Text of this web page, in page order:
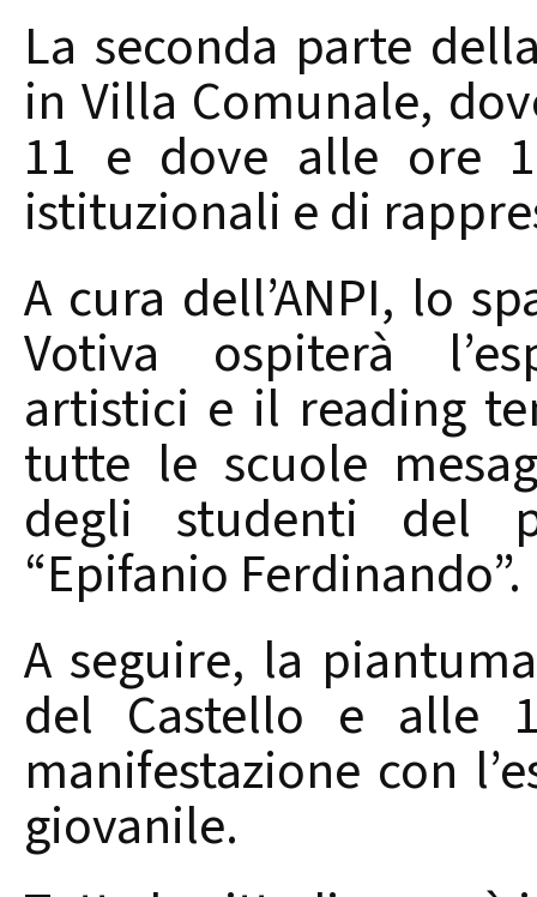
La seconda parte
in Villa Comunale,
11 e dove alle ore
istituzionali e di
A cura dell’ANPI, lo
Votiva ospiterà
artistici e il reading
tutte le scuole
degli studenti del
“Epifanio Ferdinando”.
A seguire, la
del Castello e alle
manifestazione con
giovanile.